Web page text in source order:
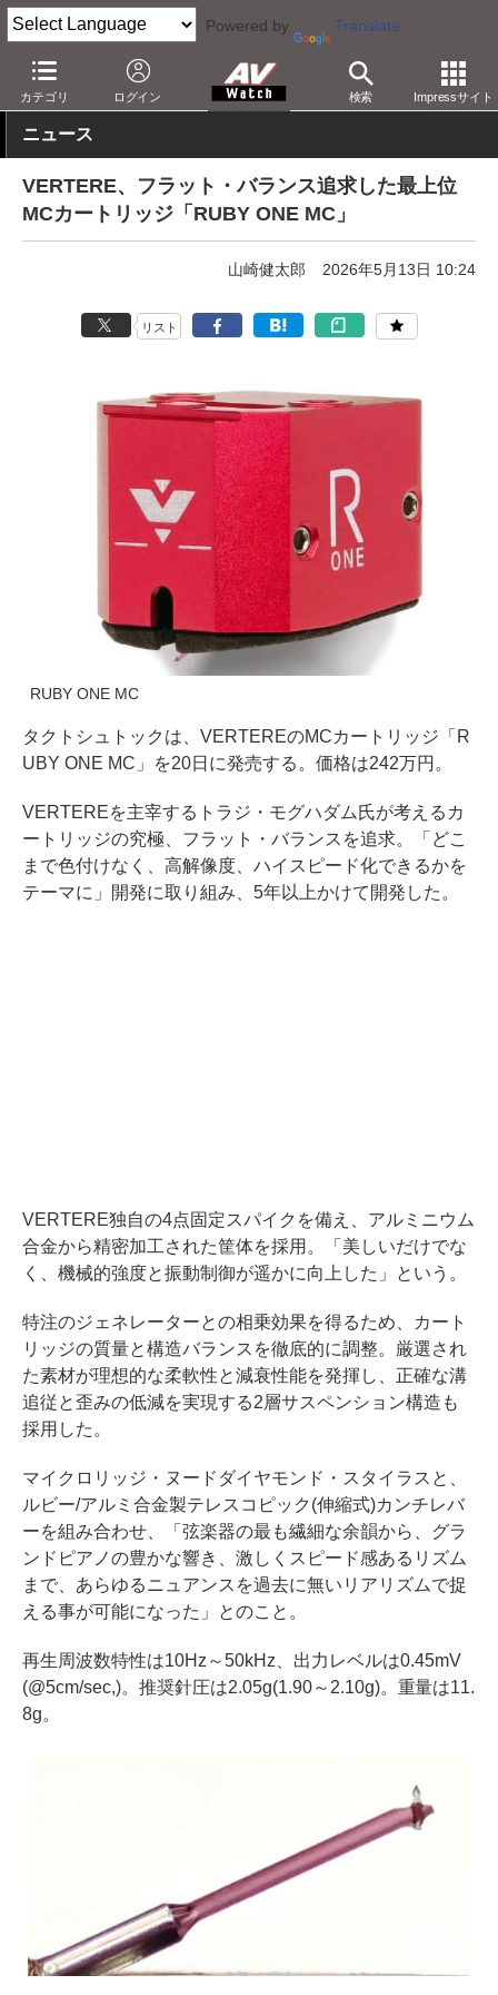
Powered by Translate
カテゴリ ログイン 検索 Impressサイト
AV Watch 製品 レコードプレーヤー カートリッジ
ニュース
VERTERE、フラット・バランス追求した最上位
MCカートリッジ「RUBY ONE MC」
山崎健太郎 2026年5月13日 10:24
リスト
RUBY ONE MC
タクトシュトックは、VERTEREのMCカートリッジ「R
UBY ONE MC」を20日に発売する。価格は242万円。
VERTEREを主宰するトラジ・モグハダム氏が考えるカ
ートリッジの究極、フラット・バランスを追求。「どこ
まで色付けなく、高解像度、ハイスピード化できるかを
テーマに」開発に取り組み、5年以上かけて開発した。
VERTERE独自の4点固定スパイクを備え、アルミニウム
合金から精密加工された筐体を採用。「美しいだけでな
く、機械的強度と振動制御が遥かに向上した」という。
特注のジェネレーターとの相乗効果を得るため、カート
リッジの質量と構造バランスを徹底的に調整。厳選され
た素材が理想的な柔軟性と減衰性能を発揮し、正確な溝
追従と歪みの低減を実現する2層サスペンション構造も
採用した。
マイクロリッジ・ヌードダイヤモンド・スタイラスと、
ルビー/アルミ合金製テレスコピック(伸縮式)カンチレバ
ーを組み合わせ、「弦楽器の最も繊細な余韻から、グラ
ンドピアノの豊かな響き、激しくスピード感あるリズム
まで、あらゆるニュアンスを過去に無いリアリズムで捉
える事が可能になった」とのこと。
再生周波数特性は10Hz～50kHz、出力レベルは0.45mV
(@5cm/sec,)。推奨針圧は2.05g(1.90～2.10g)。重量は11.
8g。